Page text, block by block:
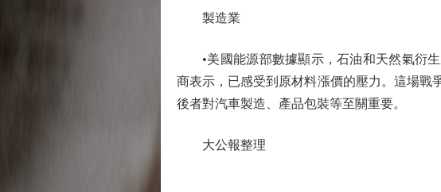
製造業
•美國能源部數據顯示，石油和天然氣衍生
商表示，已感受到原材料漲價的壓力。這場戰
後者對汽車製造、產品包裝等至關重要。
大公報整理